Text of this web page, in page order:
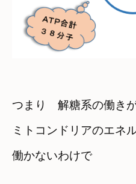
つまり　解糖系の働き
ミトコンドリアのエネ
働かないわけで